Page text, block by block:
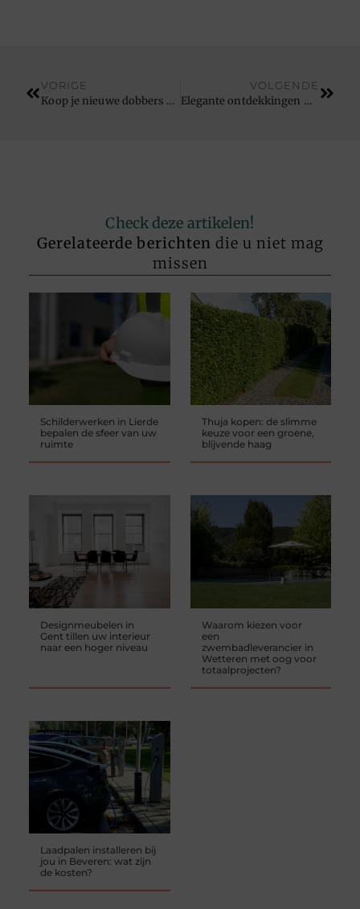
VORIGE
Koop je nieuwe dobbers bij deze hengelwinkel
VOLGENDE
Elegante ontdekkingen met dameskleding online kopen
Check deze artikelen!
Gerelateerde berichten die u niet mag
missen
Schilderwerken in Lierde
bepalen de sfeer van uw
ruimte
Thuja kopen: de slimme
keuze voor een groene,
blijvende haag
Designmeubelen in
Gent tillen uw interieur
naar een hoger niveau
Waarom kiezen voor
een
zwembadleverancier in
Wetteren met oog voor
totaalprojecten?
Laadpalen installeren bij
jou in Beveren: wat zijn
de kosten?